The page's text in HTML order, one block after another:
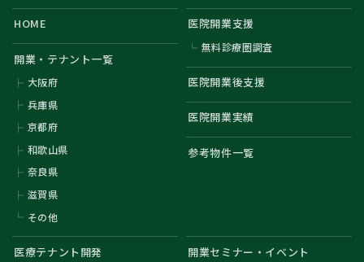
HOME
開業・テナント一覧
大阪府
兵庫県
京都府
和歌山県
奈良県
滋賀県
その他
医院開業支援
無料診療圏調査
医院開業後支援
医院開業実績
参考物件一覧
医療テナント開発 開業セミナー・イベント